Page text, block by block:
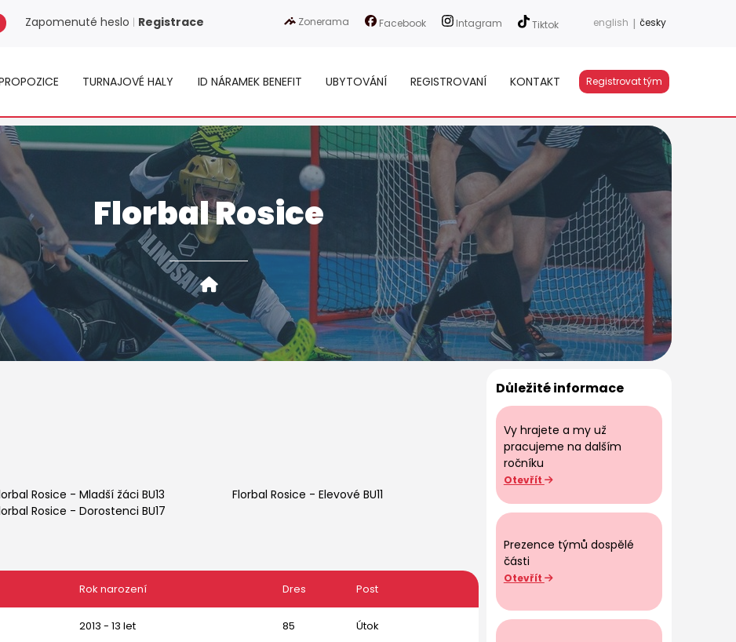
Zapomenuté heslo | Registrace Zonerama Facebook Intagram Tiktok english | česky
TURNAJOVÉ HALY ID NÁRAMEK BENEFIT UBYTOVÁNÍ REGISTROVANÍ KONTAKT Registrovat tým
Florbal Rosice
Rosice - Mladší žáci BU13 Florbal Rosice - Elevové BU11
Rosice - Dorostenci BU17
Rok narození Dres Post
2013 - 13 let 85 Útok
Důležité informace
Vy hrajete a my už
pracujeme na dalším
ročníku
Otevřít
Prezence týmů dospělé
části
Otevřít